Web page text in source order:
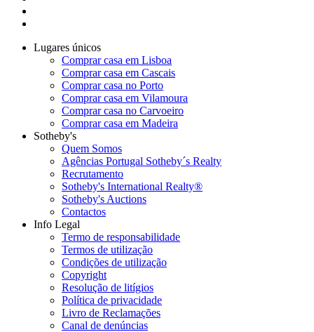
Lugares únicos
Comprar casa em Lisboa
Comprar casa em Cascais
Comprar casa no Porto
Comprar casa em Vilamoura
Comprar casa no Carvoeiro
Comprar casa em Madeira
Sotheby's
Quem Somos
Agências Portugal Sotheby´s Realty
Recrutamento
Sotheby's International Realty®
Sotheby's Auctions
Contactos
Info Legal
Termo de responsabilidade
Termos de utilização
Condições de utilização
Copyright
Resolução de litígios
Política de privacidade
Livro de Reclamações
Canal de denúncias